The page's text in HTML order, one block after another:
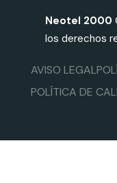
Neotel 2000
los derechos
AVISO LEGAL
POLÍTICA DE